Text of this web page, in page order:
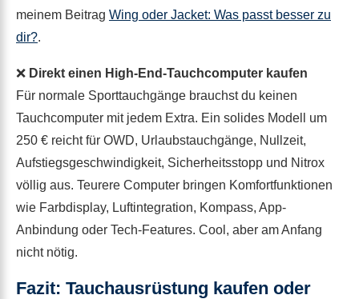
meinem Beitrag Wing oder Jacket: Was passt besser zu
dir?.
❌ Direkt einen High-End-Tauchcomputer kaufen
Für normale Sporttauchgänge brauchst du keinen
Tauchcomputer mit jedem Extra. Ein solides Modell um
250 € reicht für OWD, Urlaubstauchgänge, Nullzeit,
Aufstiegsgeschwindigkeit, Sicherheitsstopp und Nitrox
völlig aus. Teurere Computer bringen Komfortfunktionen
wie Farbdisplay, Luftintegration, Kompass, App-
Anbindung oder Tech-Features. Cool, aber am Anfang
nicht nötig.
Fazit: Tauchausrüstung kaufen oder